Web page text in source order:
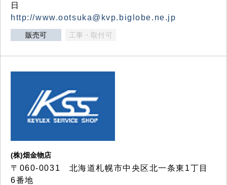
日
http://www.ootsuka@kvp.biglobe.ne.jp
販売可 工事・取付可
(株)畑金物店
〒060-0031 北海道札幌市中央区北一条東1丁目
6番地